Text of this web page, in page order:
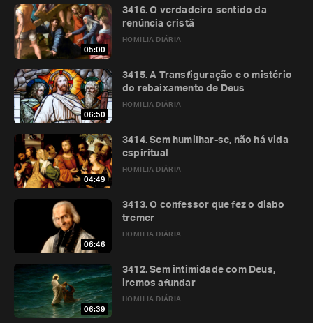
05:00
HOMILIA DIÁRIA
3416. O verdadeiro sentido da
renúncia cristã
06:50
HOMILIA DIÁRIA
3415. A Transfiguração e o mistério
do rebaixamento de Deus
04:49
HOMILIA DIÁRIA
3414. Sem humilhar-se, não há vida
espiritual
06:46
HOMILIA DIÁRIA
3413. O confessor que fez o diabo
tremer
06:39
HOMILIA DIÁRIA
3412. Sem intimidade com Deus,
iremos afundar